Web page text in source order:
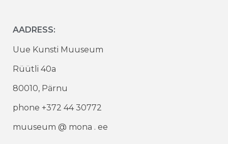
AADRESS:
Uue Kunsti Muuseum
Rüütli 40a
80010, Pärnu
phone +372 44 30772
muuseum @ mona . ee